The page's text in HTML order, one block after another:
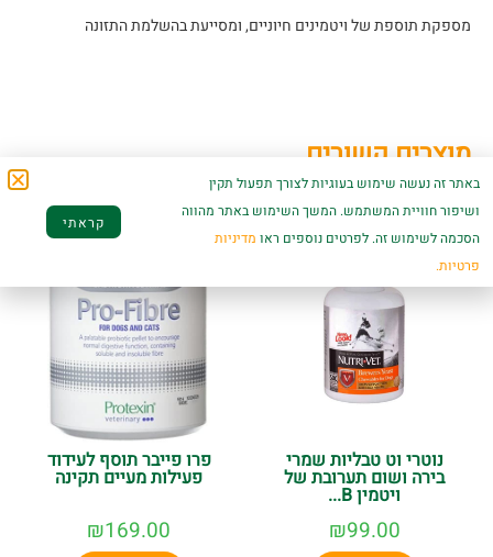
מספקת תוספת של ויטמינים חיוניים, ומסייעת בהשלמת התזונה
מוצרים קשורים
נוטרי וט טבליות שמרי
בירה ושום תערובת של
ויטמין B...
₪99.00
פרו פייבר תוסף לעידוד
פעילות מעיים תקינה
₪169.00
באתר זה נעשה שימוש בעוגיות לצורך תפעול תקין
ושיפור חוויית המשתמש. המשך השימוש באתר מהווה
הסכמה לשימוש זה. לפרטים נוספים ראו מדיניות
פרטיות.
קראתי